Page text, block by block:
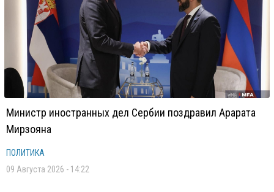
Министр иностранных дел Сербии поздравил Арарата
Мирзояна
ПОЛИТИКА
09 Августа 2026 - 14:22